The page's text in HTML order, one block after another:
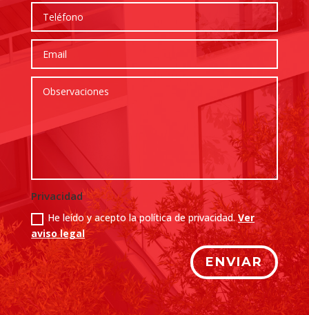
Privacidad
He leído y acepto la política de privacidad.Ver
aviso legal
ENVIAR